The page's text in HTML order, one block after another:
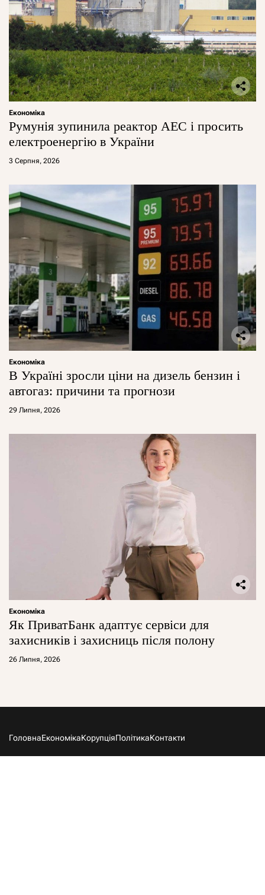
Економіка
Румунія зупинила реактор АЕС і просить
електроенергію в України
3 Серпня, 2026
Економіка
В Україні зросли ціни на дизель бензин і
автогаз: причини та прогнози
29 Липня, 2026
Економіка
Як ПриватБанк адаптує сервіси для
захисників і захисниць після полону
26 Липня, 2026
ГоловнаЕкономікаКорупціяПолітикаКонтакти